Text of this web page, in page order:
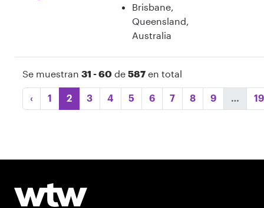
Brisbane,
Queensland,
Australia
Se muestran 31 - 60 de 587 en total
‹ 1 2 3 4 5 6 7 8 9 … 19